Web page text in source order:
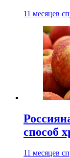
11 месяцев
способ
11 месяцев